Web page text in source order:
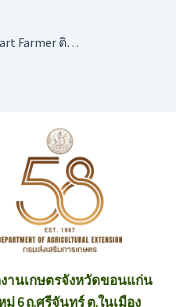
ธุรกิจ ณ สกลนคร
านเกษตรจังหวัดขอนแก่น
มู่ 6 ถ.ศรีจันทร์ ต.ในเมือง